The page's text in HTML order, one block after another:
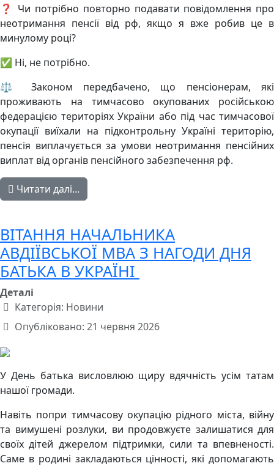
❓ Чи потрібно повторно подавати повідомлення про
неотримання пенсії від рф, якщо я вже робив це в
минулому році?
✅ Ні, не потрібно.
⚖️ Законом передбачено, що пенсіонерам, які
проживають на тимчасово окупованих російською
федерацією територіях України або під час тимчасової
окупації виїхали на підконтрольну Україні територію,
пенсія виплачується за умови неотримання пенсійних
виплат від органів пенсійного забезпечення рф.
Читати далі...
ВІТАННЯ НАЧАЛЬНИКА
АВДІЇВСЬКОЇ МВА З НАГОДИ ДНЯ
БАТЬКА В УКРАЇНІ
Деталі
Категорія: Новини
Опубліковано: 21 червня 2026
У День батька висловлюю щиру вдячність усім татам
нашої громади.
Навіть попри тимчасову окупацію рідного міста, війну
та вимушені розлуки, ви продовжуєте залишатися для
своїх дітей джерелом підтримки, сили та впевненості.
Саме в родині закладаються цінності, які допомагають